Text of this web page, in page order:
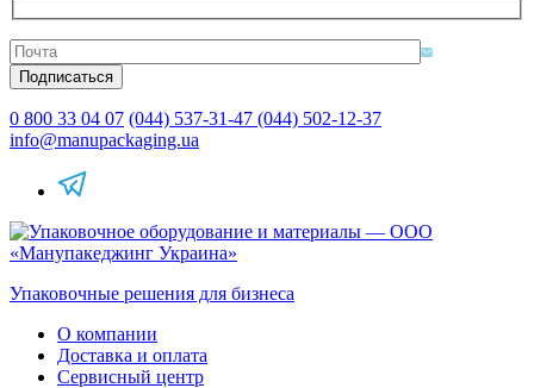
0 800 33 04 07 (044) 537-31-47 (044) 502-12-37
info@manupackaging.ua
Упаковочные решения для бизнеса
О компании
Доставка и оплата
Сервисный центр